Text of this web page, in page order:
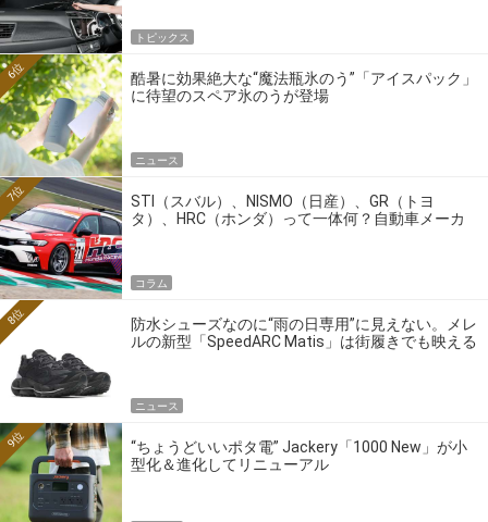
トピックス
酷暑に効果絶大な“魔法瓶氷のう”「アイスパック」
に待望のスペア氷のうが登場
6位
ニュース
STI（スバル）、NISMO（日産）、GR（トヨ
タ）、HRC（ホンダ）って一体何？自動車メーカ
7位
コラム
防水シューズなのに“雨の日専用”に見えない。メレ
ルの新型「SpeedARC Matis」は街履きでも映える
8位
ニュース
“ちょうどいいポタ電” Jackery「1000 New」が小
型化＆進化してリニューアル
9位